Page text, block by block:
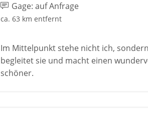
Gage: auf Anfrage
ca. 63 km entfernt
Im Mittelpunkt stehe nicht ich,
begleitet sie und macht einen
schöner.